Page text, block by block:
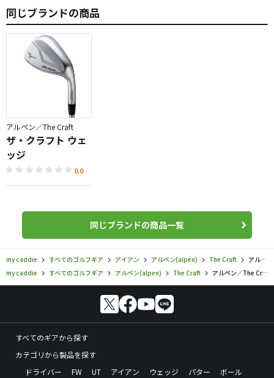
同じブランドの商品
アルペン／The Craft
ザ・クラフト ウェ
ッジ
0.0
同じブランドの商品一覧
my caddie すべてのゴルフギア アイアン アルペン(alpen) The Craft
アルペン／The Craft／ザ・クラフト アイアンの口コミ評価
my caddie
すべてのゴルフギア アルペン(alpen) The Craft アルペン／The Craft／ザ・クラフト アイアンの口コミ評価
すべてのギアから探す
カテゴリから製品を探す
ドライバー
FW UT アイアン ウェッジ パター
ボール